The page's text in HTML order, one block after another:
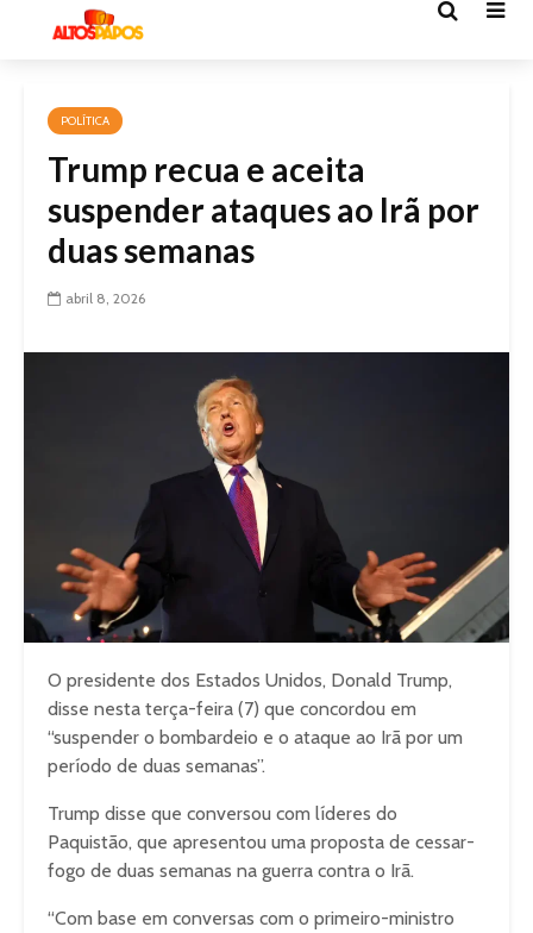
POLÍTICA
Trump recua e aceita
suspender ataques ao Irã por
duas semanas
abril 8, 2026
O presidente dos Estados Unidos, Donald Trump,
disse nesta terça-feira (7) que concordou em
“suspender o bombardeio e o ataque ao Irã por um
período de duas semanas”.
Trump disse que conversou com líderes do
Paquistão, que apresentou uma proposta de cessar-
fogo de duas semanas na guerra contra o Irã.
“Com base em conversas com o primeiro-ministro